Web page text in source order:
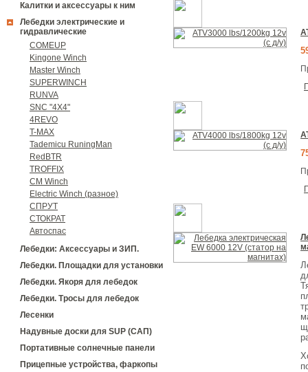
Калитки и аксессуары к ним
Лебедки электрические и
гидравлические
COMEUP
Kingone Winch
Master Winch
SUPERWINCH
RUNVA
SNC "4Х4"
4REVO
T-MAX
Tademicu RuningMan
RedBTR
TROFFIX
CM Winch
Electric Winch (разное)
СПРУТ
СТОКРАТ
Автоспас
Лебедки: Аксессуары и ЗИП.
Лебедки. Площадки для установки
Лебедки. Якоря для лебедок
Лебедки. Тросы для лебедок
Лесенки
Надувные доски для SUP (САП)
Портативные солнечные панели
Прицепные устройства, фаркопы